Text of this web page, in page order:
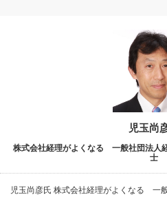
児玉尚
株式会社経理がよくなる 一般社団法
士
児玉尚彦氏 株式会社経理がよくなる 一